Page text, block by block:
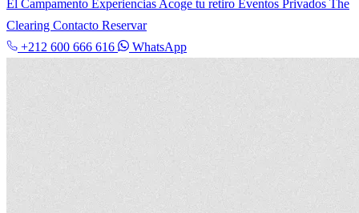
El Campamento Experiencias Acoge tu retiro Eventos Privados The
Clearing Contacto Reservar
+212 600 666 616
WhatsApp